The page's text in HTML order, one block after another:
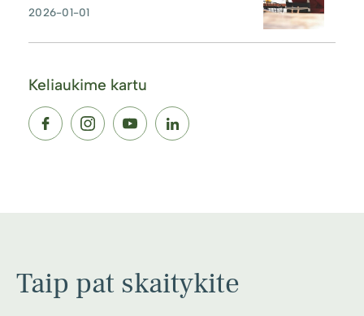
2026-01-01
Keliaukime kartu
Taip pat skaitykite